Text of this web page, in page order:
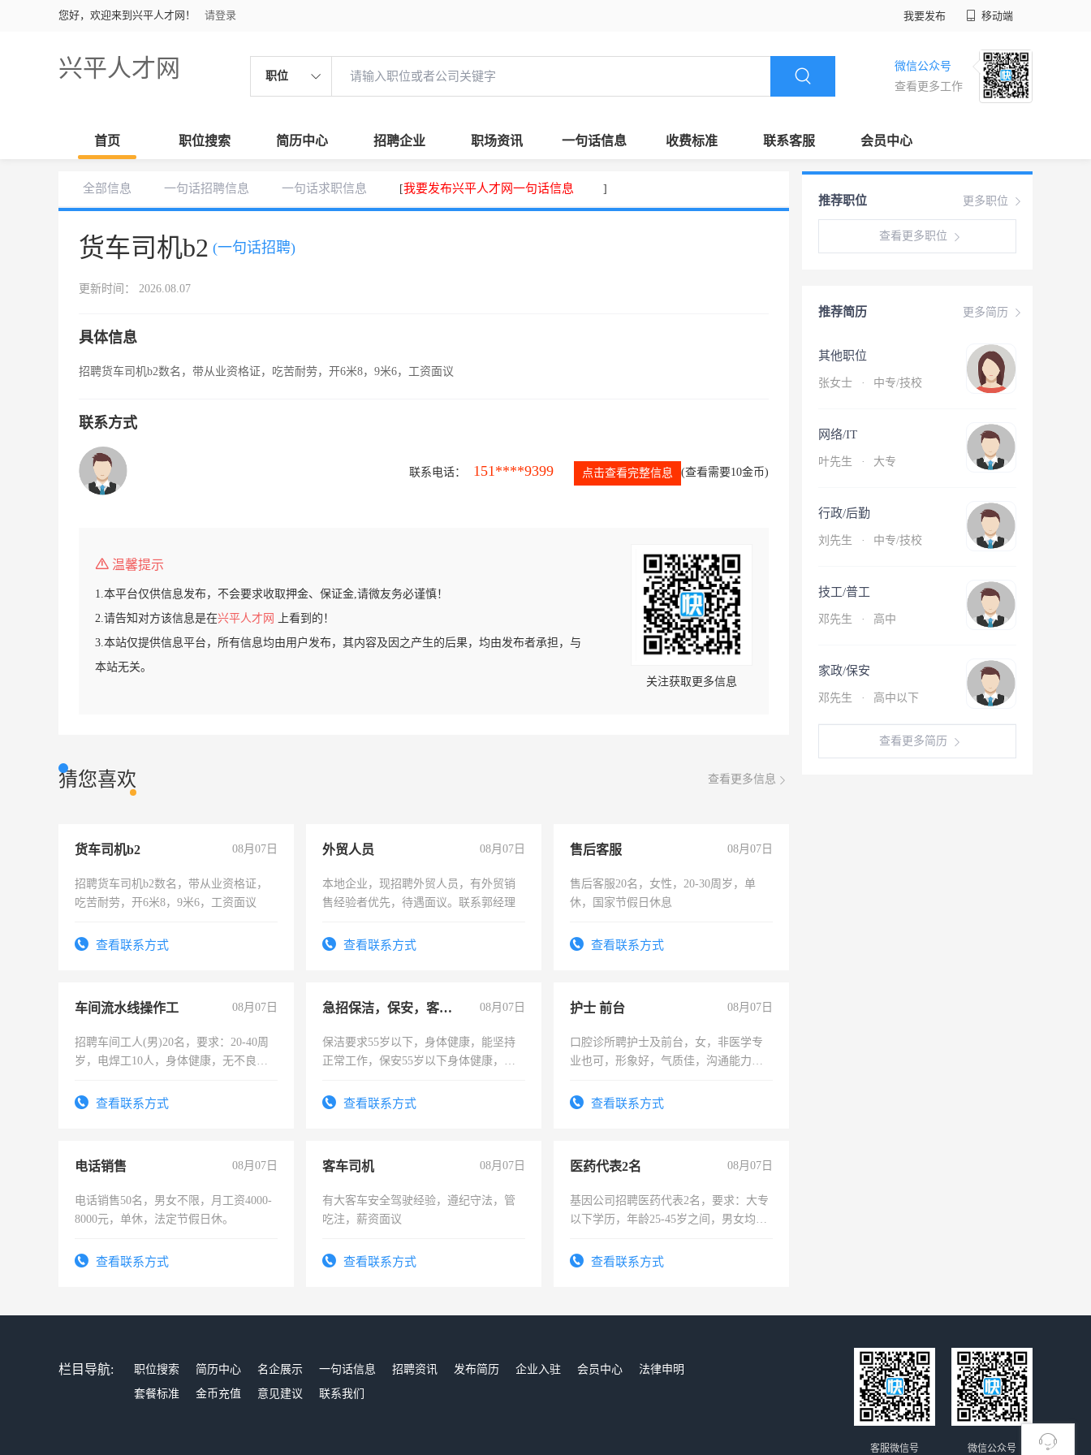
您好，欢迎来到兴平人才网！ 请登录 我要发布 移动端
兴平人才网 职位
微信公众号
查看更多工作
首页 职位搜索 简历中心 招聘企业 职场资讯 一句话信息 收费标准 联系客服 会员中心
全部信息 一句话招聘信息 一句话求职信息 [我要发布兴平人才网一句话信息 ]
货车司机b2 (一句话招聘)
更新时间： 2026.08.07
具体信息
招聘货车司机b2数名，带从业资格证，吃苦耐劳，开6米8，9米6，工资面议
联系方式
联系电话： 151****9399 点击查看完整信息 (查看需要10金币)
温馨提示
1.本平台仅供信息发布，不会要求收取押金、保证金,请微友务必谨慎！
2.请告知对方该信息是在兴平人才网
上看到的！
3.本站仅提供信息平台，所有信息均由用户发布，其内容及因之产生的后果，均由发布者承担，与
本站无关。
关注获取更多信息
猜您喜欢 查看更多信息
货车司机b2 08月07日
招聘货车司机b2数名，带从业资格证，
吃苦耐劳，开6米8，9米6，工资面议
查看联系方式
外贸人员 08月07日
本地企业，现招聘外贸人员，有外贸销
售经验者优先，待遇面议。联系郭经理
查看联系方式
售后客服 08月07日
售后客服20名，女性，20-30周岁，单
休，国家节假日休息
查看联系方式
车间流水线操作工 08月07日
招聘车间工人(男)20名，要求：20-40周
岁，电焊工10人，身体健康，无不良嗜
宿，免费发放劳保用品，两班倒，每月
查看联系方式
急招保洁，保安，客服，工程 08月07日
保洁要求55岁以下，身体健康，能坚持
正常工作，保安55岁以下身体健康，有
录，客服要求45岁以下高中以上文化，
查看联系方式
护士 前台 08月07日
口腔诊所聘护士及前台，女，非医学专
业也可，形象好，气质佳，沟通能力
查看联系方式
电话销售 08月07日
电话销售50名，男女不限，月工资4000-
8000元，单休，法定节假日休。
查看联系方式
客车司机 08月07日
有大客车安全驾驶经验，遵纪守法，管
吃注，薪资面议
查看联系方式
医药代表2名 08月07日
基因公司招聘医药代表2名，要求：大专
以下学历，年龄25-45岁之间，男女均
表或者有医学资质的优先，底薪+绩效，
查看联系方式
更多职位
推荐职位
查看更多职位
更多简历
推荐简历
其他职位
张女士 · 中专/技校
网络/IT
叶先生 · 大专
行政/后勤
刘先生 · 中专/技校
技工/普工
邓先生 · 高中
家政/保安
邓先生 · 高中以下
查看更多简历
栏目导航: 职位搜索 简历中心 名企展示 一句话信息 招聘资讯 发布简历 企业入驻 会员中心
法律申明
套餐标准
金币充值 意见建议 联系我们
微信公众号
客服微信号